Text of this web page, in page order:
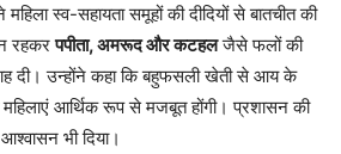
महिला स्व-सहायता समूहों की दीदियों से बातचीत की
रहकरपपीता, अमरूद और कटहलजैसे फलों की
दी। उन्होंने कहा कि बहुफसली खेती से आय के
आर्थिक रूप से मजबूत होंगी। प्रशासन की
भी दिया।